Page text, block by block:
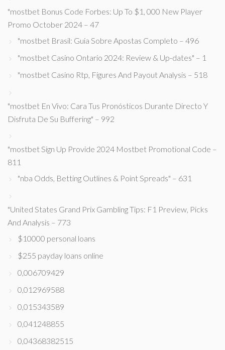
"mostbet Bonus Code Forbes: Up To $1, 000 New Player
Promo October 2024 – 47
"mostbet Brasil: Guia Sobre Apostas Completo – 496
"mostbet Casino Ontario 2024: Review & Up-dates" – 1
"mostbet Casino Rtp, Figures And Payout Analysis – 518
"mostbet En Vivo: Cara Tus Pronósticos Durante Directo Y
Disfruta De Su Buffering" – 992
"mostbet Sign Up Provide 2024 Mostbet Promotional Code –
811
"nba Odds, Betting Outlines & Point Spreads" – 631
"United States Grand Prix Gambling Tips: F1 Preview, Picks
And Analysis – 773
$10000 personal loans
$255 payday loans online
0,006709429
0,012969588
0,015343589
0,041248855
0,04368382515